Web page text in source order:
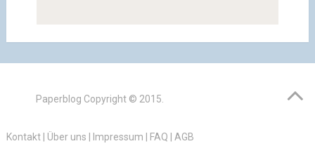
Paperblog Copyright © 2015.
Kontakt| Über uns Impressum FAQ AGB